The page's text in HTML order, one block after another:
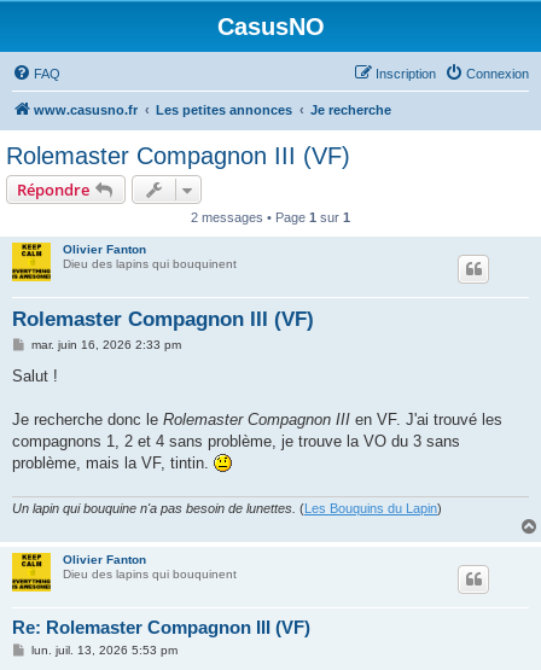
CasusNO
FAQ Connexion
Inscription
www.casusno.fr Les petites annonces Je recherche
Rolemaster Compagnon III (VF)
Répondre
2 messages • Page 1 sur 1
Olivier Fanton
Dieu des lapins qui bouquinent
Rolemaster Compagnon III (VF)
M
s
g
mar. juin 16, 2026 2:33 pm
Salut !
Je recherche donc le Rolemaster Compagnon III en VF. J'ai trouvé les
compagnons 1, 2 et 4 sans problème, je trouve la VO du 3 sans
problème, mais la VF, tintin.
Un lapin qui bouquine n'a pas besoin de lunettes. (Les Bouquins du Lapin)
Olivier Fanton
Dieu des lapins qui bouquinent
Re: Rolemaster Compagnon III (VF)
Mlun. juil. 13, 2026 5:53 pm